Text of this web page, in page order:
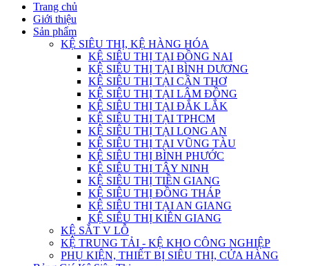
Trang chủ
Giới thiệu
Sản phẩm
KỆ SIÊU THỊ, KỆ HÀNG HÓA
KỆ SIÊU THỊ TẠI ĐỒNG NAI
KỆ SIÊU THỊ TẠI BÌNH DƯƠNG
KỆ SIÊU THỊ TẠI CẦN THƠ
KỆ SIÊU THỊ TẠI LÂM ĐỒNG
KỆ SIÊU THỊ TẠI ĐẮK LẮK
KỆ SIÊU THỊ TẠI TPHCM
KỆ SIÊU THỊ TẠI LONG AN
KỆ SIÊU THỊ TẠI VŨNG TÀU
KỆ SIÊU THỊ BÌNH PHƯỚC
KỆ SIÊU THỊ TÂY NINH
KỆ SIÊU THỊ TIỀN GIANG
KỆ SIÊU THỊ ĐỒNG THÁP
KỆ SIÊU THỊ TẠI AN GIANG
KỆ SIÊU THỊ KIÊN GIANG
KỆ SẮT V LỖ
KỆ TRUNG TẢI - KỆ KHO CÔNG NGHIỆP
PHỤ KIỆN, THIẾT BỊ SIÊU THỊ, CỬA HÀNG